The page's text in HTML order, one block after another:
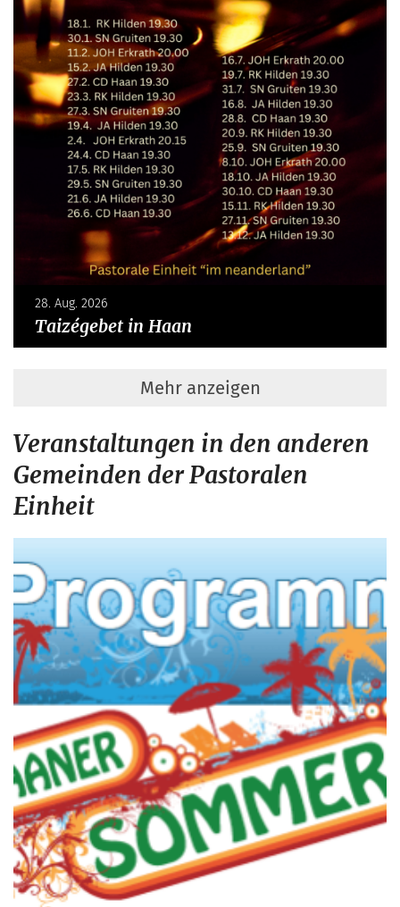
28. Aug. 2026
Taizégebet in Haan
Mehr anzeigen
Veranstaltungen in den anderen
Gemeinden der Pastoralen
Einheit